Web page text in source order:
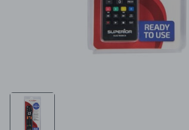
Kućanski aparati
Specijalne kategorije